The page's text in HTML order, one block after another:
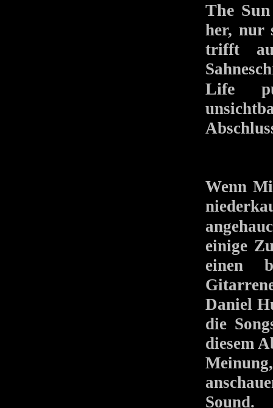
The Sun
her, nur
trifft
Life
Wenn
einige
einen
Daniel
die
diesem
Sound.